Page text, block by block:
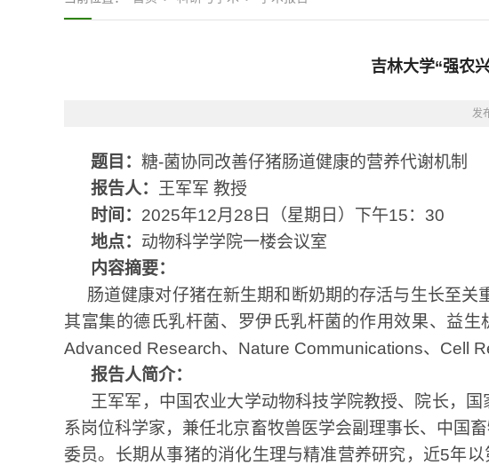
吉林大学“强农
发
题目： 糖-菌协同改善仔猪肠道健康的营养代谢机制
报告人： 王军军 教授
时间： 2025年12月 28 日（星期日）下午15： 30
地点： 动物科学学院一楼会议室
内容摘要：
肠道健康对仔猪在新生期和断奶期的存活与生长至
其富集的德氏乳杆菌、罗伊氏乳杆菌的作用效果、益
Advanced Research、 Nature Communications、 Cell
报告人简介：
王军军，中国农业大学动物科技学院教授、院长，
系岗位科学家，兼任北京畜牧兽医学会副理事长、中国
委员。长期从事猪的消化生理与精准营养研究，近5年以